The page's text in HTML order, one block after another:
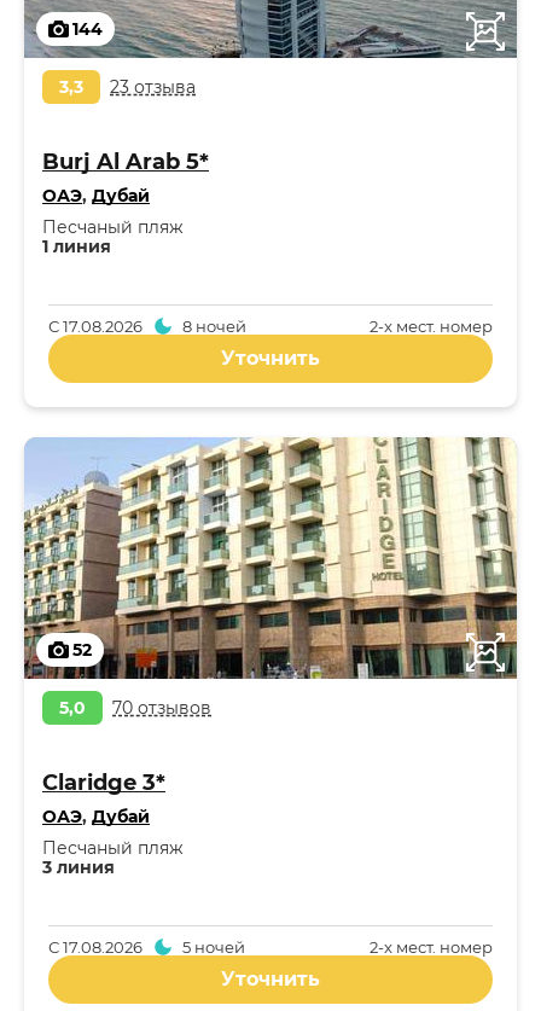
144
3,3 23 отзыва
Burj Al Arab 5*
ОАЭ, Дубай
1 линия
Песчаный пляж
2-x мест. номер
С17.08.2026 8 ночей
Уточнить
52
5,0 70 отзывов
Claridge 3*
ОАЭ, Дубай
3 линия
Песчаный пляж
2-x мест. номер
С17.08.2026 5 ночей
Уточнить